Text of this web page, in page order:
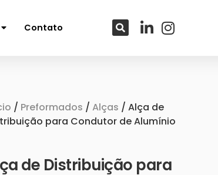
Contato
/ Preformados / Alças / Alça de
para Condutor de Alumínio
de Distribuição para